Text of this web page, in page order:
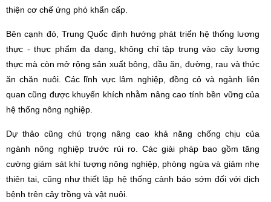
thiện cơ chế ứng phó khẩn cấp.
Bên cạnh đó, Trung Quốc định hướng phát triển hệ thống lương
thực - thực phẩm đa dạng, không chỉ tập trung vào cây lương
thực mà còn mở rộng sản xuất bông, dầu ăn, đường, rau và thức
ăn chăn nuôi. Các lĩnh vực lâm nghiệp, đồng cỏ và ngành liên
quan cũng được khuyến khích nhằm nâng cao tính bền vững của
hệ thống nông nghiệp.
Dự thảo cũng chú trọng nâng cao khả năng chống chịu của
ngành nông nghiệp trước rủi ro. Các giải pháp bao gồm tăng
cường giám sát khí tượng nông nghiệp, phòng ngừa và giảm nhẹ
thiên tai, cũng như thiết lập hệ thống cảnh báo sớm đối với dịch
bệnh trên cây trồng và vật nuôi.